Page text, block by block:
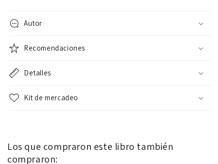
Autor
Recomendaciones
Detalles
Kit de mercadeo
Los que compraron este libro también
compraron: